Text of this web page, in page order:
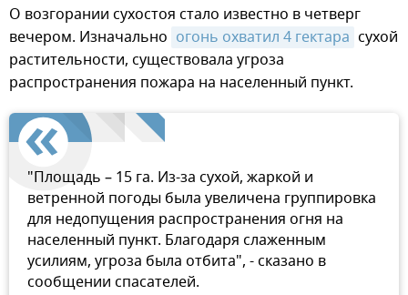
О возгорании сухостоя стало известно в четверг
вечером. Изначально огонь охватил 4 гектара сухой
растительности, существовала угроза
распространения пожара на населенный пункт.
"Площадь – 15 га. Из-за сухой, жаркой и
ветренной погоды была увеличена группировка
для недопущения распространения огня на
населенный пункт. Благодаря слаженным
усилиям, угроза была отбита", - сказано в
сообщении спасателей.